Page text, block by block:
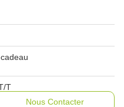
T
Nous Contacter